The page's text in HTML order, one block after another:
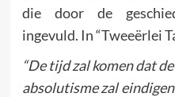
die door de
ingevuld. In “Tweeërlei
“De tijd zal komen dat
absolutisme zal